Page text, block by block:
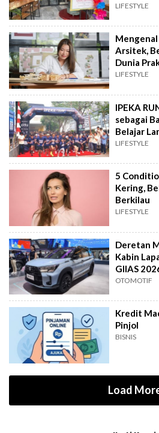
LIFESTYLE
Arsitek,
Dunia
LIFESTYLE
IPEKA
sebagai
Belajar
LIFESTYLE
5
Kering,
Berkilau
LIFESTYLE
Deretan
Kabin
GIIAS
OTOMOTIF
Kredit
Pinjol
BISNIS
Load